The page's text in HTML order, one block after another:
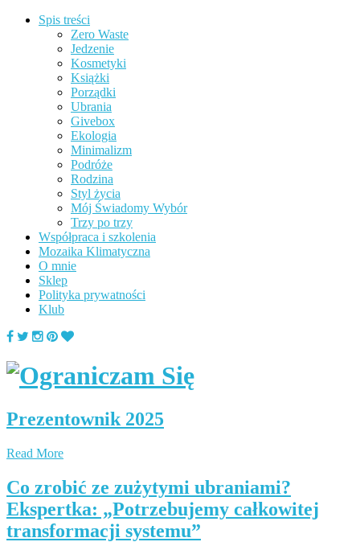
Spis treści
Zero Waste
Jedzenie
Kosmetyki
Książki
Porządki
Ubrania
Givebox
Ekologia
Minimalizm
Podróże
Rodzina
Styl życia
Mój Świadomy Wybór
Trzy po trzy
Współpraca i szkolenia
Mozaika Klimatyczna
O mnie
Sklep
Polityka prywatności
Klub
Prezentownik 2025
Read More
Co zrobić ze zużytymi ubraniami?
Ekspertka: „Potrzebujemy całkowitej
transformacji systemu”